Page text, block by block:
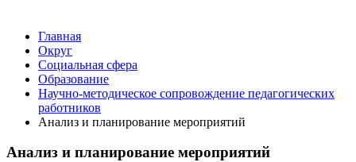
Главная
Округ
Социальная сфера
Образование
Научно-методическое сопровождение педагогических
работников
Анализ и планирование мероприятий
Анализ и планирование мероприятий